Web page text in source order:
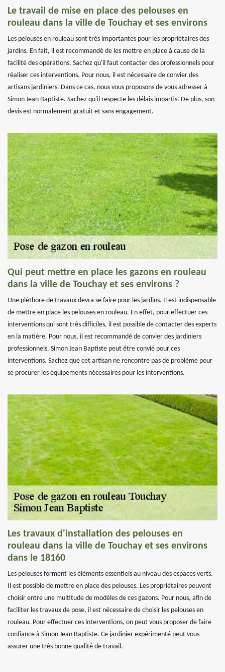
Le travail de mise en place des pelouses en
rouleau dans la ville de Touchay et ses environs
Les pelouses en rouleau sont très importantes pour les propriétaires des
jardins. En fait, il est recommandé de les mettre en place à cause de la
facilité des opérations. Sachez qu'il faut contacter des professionnels pour
réaliser ces interventions. Pour nous, il est nécessaire de convier des
artisans jardiniers. Dans ce cas, nous vous proposons de vous adresser à
Simon Jean Baptiste. Sachez qu'il respecte les délais impartis. De plus, son
devis est normalement gratuit et sans engagement.
Qui peut mettre en place les gazons en rouleau
dans la ville de Touchay et ses environs ?
Une pléthore de travaux devra se faire pour les jardins. Il est indispensable
de mettre en place les pelouses en rouleau. En effet, pour effectuer ces
interventions qui sont très difficiles, il est possible de contacter des experts
en la matière. Pour nous, il est recommandé de convier des jardiniers
professionnels. Simon Jean Baptiste peut être convié pour ces
interventions. Sachez que cet artisan ne rencontre pas de problème pour
se procurer les équipements nécessaires pour les interventions.
Les travaux d'installation des pelouses en
rouleau dans la ville de Touchay et ses environs
dans le 18160
Les pelouses forment les éléments essentiels au niveau des espaces verts.
Il est possible de mettre en place des pelouses. Les propriétaires peuvent
choisir entre une multitude de modèles de ces gazons. Pour nous, afin de
faciliter les travaux de pose, il est nécessaire de choisir les pelouses en
rouleau. Pour effectuer ces interventions, on peut vous proposer de faire
confiance à Simon Jean Baptiste. Ce jardinier expérimenté peut vous
assurer une très bonne qualité de travail.